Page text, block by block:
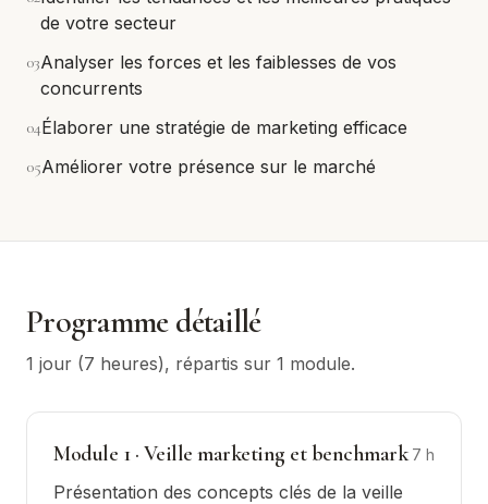
de votre secteur
03Analyser les forces et les faiblesses de vos
concurrents
04Élaborer une stratégie de marketing efficace
05Améliorer votre présence sur le marché
Programme détaillé
1 jour (7 heures), répartis sur 1 module.
Module 1· Veille marketing et benchmark 7 h
Présentation des concepts clés de la veille